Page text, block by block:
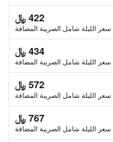
422 ﷼
سعر الليلة شامل الصريبة المضافة
434 ﷼
سعر الليلة شامل الصريبة المضافة
572 ﷼
سعر الليلة شامل الصريبة المضافة
767 ﷼
سعر الليلة شامل الصريبة المضافة